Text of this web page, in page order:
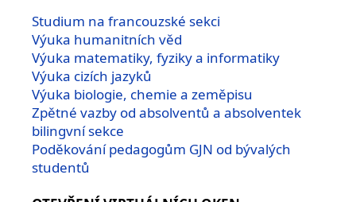
Studium na francouzské sekci
Výuka humanitních věd
Výuka matematiky, fyziky a informatiky
Výuka cizích jazyků
Výuka biologie, chemie a zeměpisu
Zpětné vazby od absolventů a absolventek
bilingvní sekce
Poděkování pedagogům GJN od bývalých
studentů